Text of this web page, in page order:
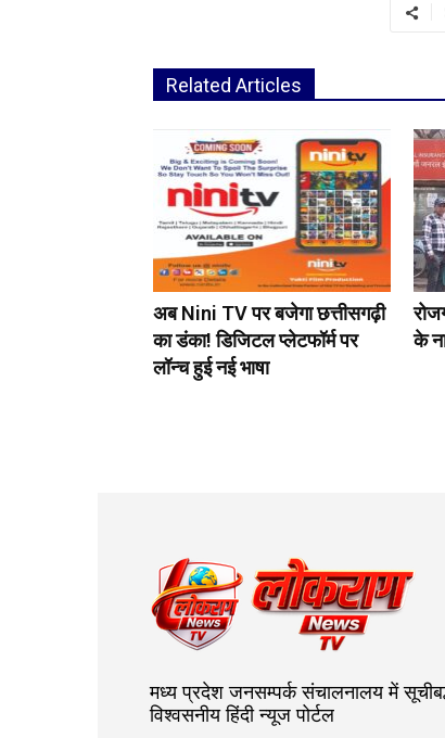
Related Articles
अब Nini TV पर बजेगा छत्तीसगढ़ी
का डंका! डिजिटल प्लेटफॉर्म पर
लॉन्च हुई नई भाषा
के
मध्य प्रदेश जनसम्पर्क संचालनालय में
विश्वसनीय हिंदी न्यूज पोर्टल